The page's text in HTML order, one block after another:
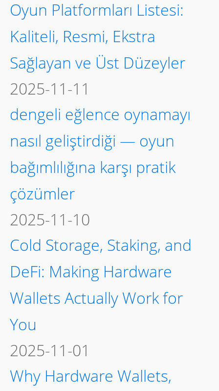
Oyun Platformları Listesi:
Kaliteli, Resmi, Ekstra
Sağlayan ve Üst Düzeyler
2025-11-11
dengeli eğlence oynamayı
nasıl geliştirdiği — oyun
bağımlılığına karşı pratik
çözümler
2025-11-10
Cold Storage, Staking, and
DeFi: Making Hardware
Wallets Actually Work for
You
2025-11-01
Why Hardware Wallets,